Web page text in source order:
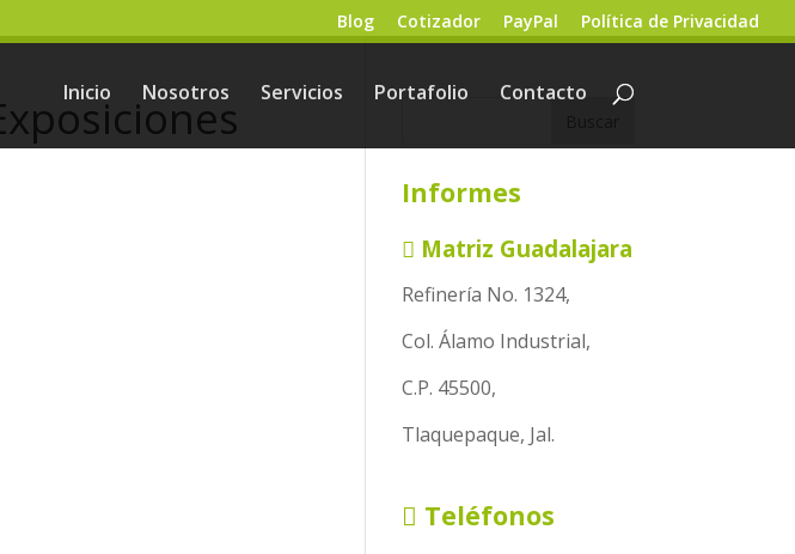
Blog Cotizador PayPal Política de Privacidad
Inicio Nosotros Servicios Portafolio Contacto
Informes
Matriz Guadalajara
Refinería No. 1324,
Col. Álamo Industrial,
C.P. 45500,
Tlaquepaque, Jal.
Teléfonos